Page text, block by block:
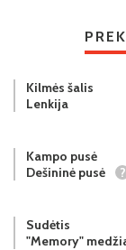
Kilmės šalis
Lenkija
Kampo pusė
Dešininė pusė
?
Sudėtis
"Memory"